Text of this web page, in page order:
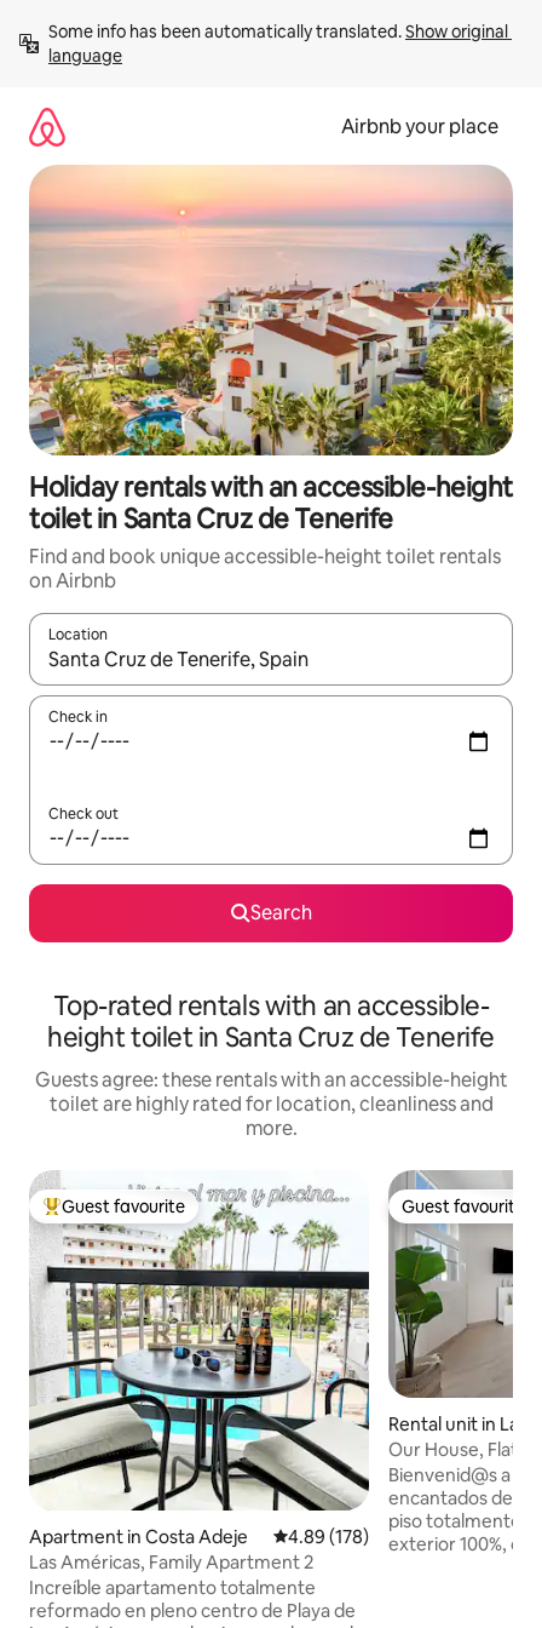
content
Some info has been automatically translated. Show original
language
Airbnb your place
Holiday rentals with an accessible-height
toilet in Santa Cruz de Tenerife
Find and book unique accessible-height toilet rentals
on Airbnb
Location
When results are available, navigate with the up and down
Check in
Check out
Search
Top-rated rentals with an accessible-
height toilet in Santa Cruz de Tenerife
Guests agree: these rentals with an accessible-height
toilet are highly rated for location, cleanliness and
more.
Top guest favourite
Guest favourite
Apartment in Costa Adeje 4.89 out of 5 average rating,
4.89 (178)
Las Américas, Family Apartment 2
Increíble apartamento totalmente
reformado en pleno centro de Playa de
Guest favourite
Guest favourite
Rental unit in La
Our House, Flat,
Orotava
Bienvenid@s a
encantados de
piso totalmente
exterior 100%,